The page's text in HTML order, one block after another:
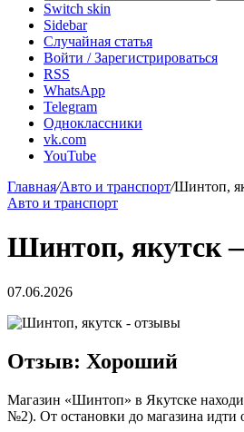
Switch skin
Sidebar
Случайная статья
Войти / Зарегистрироваться
RSS
WhatsApp
Telegram
Одноклассники
vk.com
YouTube
Главная/Авто и транспорт/Шинтоп,
Авто и транспорт
Шинтоп, якутск
07.06.2026
Отзыв: Хороший
Магазин «Шинтоп» в Якутске
№2). От остановки до магазина идти